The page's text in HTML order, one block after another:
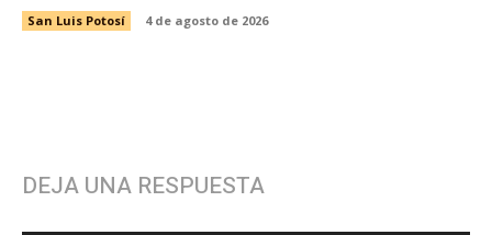
San Luis Potosí 4 de agosto de 2026
DEJA UNA RESPUESTA